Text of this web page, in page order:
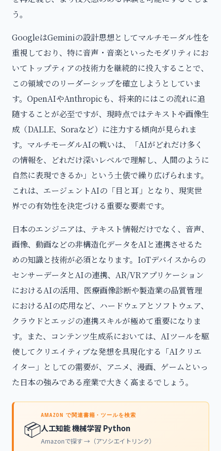
う。
GoogleはGeminiの設計思想としてマルチモーダル性を
重視しており、特に音声・音楽といったモダリティにお
いてトップティアの技術力を継続的に投入することで、
この領域でのリーダーシップを確立しようとしていま
す。OpenAIやAnthropicも、将来的にはこの流れに追
随することが必至ですが、現時点ではテキストや画像生
成（DALLE、Soraなど）に注力する傾向が見られま
す。マルチモーダルAIの戦いは、「AIがどれだけ多く
の情報を、どれだけ深いレベルで理解し、人間のように
自然に表現できるか」という土俵で繰り広げられます。
これは、エージェントAIの「目と耳」となり、現実世
界での有効性を決定づける重要な要素です。
日本のエンジニアは、テキスト情報だけでなく、音声、
画像、動画などの非構造化データをAIと連携させるた
めの知識と技術が必須となります。IoTデバイスからの
センサーデータとAIの連携、AR/VRアプリケーション
におけるAIの活用、医療画像診断や製造業の品質管理
におけるAIの応用など、ハードウェアとソフトウェア、
クラウドとエッジの連携スキルが極めて重要になりま
す。また、コンテンツ生成系においては、AIツールを駆
使してクリエイティブな発想を具現化する「AIクリエ
イター」としての需要が、アニメ、漫画、ゲームといっ
た日本の強みである産業で大きく高まるでしょう。
📦
AMAZON で関連書籍・ツールを検索
人工知能 機械学習 Python
Amazonで探す →（アソシエイトリンク）